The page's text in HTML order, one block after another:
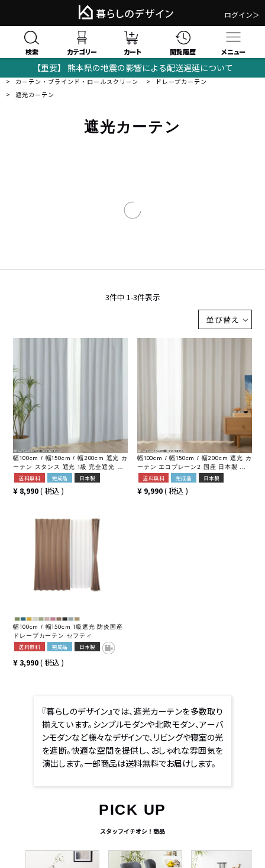
ログイン＞
検索 カテゴリー カート 閲覧履歴 メニュー
【重要】 熊本県の地震の影響による配送遅延について
暮らしのデザイン｜おしゃれな家具・モダンインテリアの通販サイト
カーテン・ブラインド・ロールスクリーン
ドレープカーテン
遮光カーテン
遮光カーテン
並び替え
3件中 1-3件表示
幅100cm / 幅150cm / 幅200cm 遮光 カ
ーテン スタンス 遮光 1級 完全遮光 遮
音 遮熱 コーティング加工 形状記憶 多
機能 省エネカーテン 無地 ドレープカ
ーテン 15色 全20サイズ
送料無料 完成品 日本製
¥ 8,990 税込
幅100cm / 幅150cm / 幅200cm 遮光 カ
ーテン エコプレーン2 国産 日本製 遮
光 1級 2級 防炎 遮熱 形状記憶 無地 ド
レープカーテン 16色 全20サイズ
送料無料 完成品 日本製
¥ 9,990 税込
幅100cm / 幅150cm 1級遮光 防炎国産
ドレープカーテン セフティ
送料無料 完成品 日本製
¥3,990 税込
『暮らしのデザイン』では、遮光カーテンを多数取り
揃えています。シンプルモダンや北欧モダン、アーバ
ンモダンなど様々なデザインで、リビングや寝室の光
を遮断。快適な空間を提供し、おしゃれな雰囲気を
演出します。一部商品は送料無料でお届けします。
PICK UP
スタッフイチオシ！商品